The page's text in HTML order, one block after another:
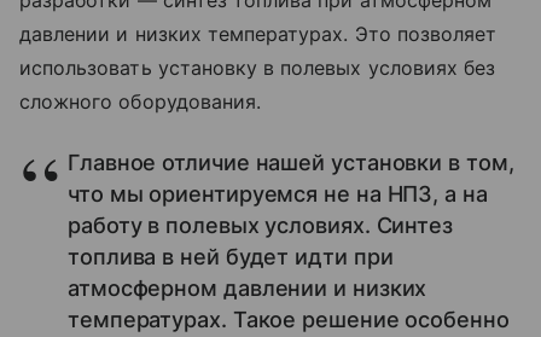
давлении и низких температурах. Это позволяет
использовать установку в полевых условиях без
сложного оборудования.
Главное отличие нашей установки в том,
что мы ориентируемся не на НПЗ, а на
работу в полевых условиях. Синтез
топлива в ней будет идти при
атмосферном давлении и низких
температурах. Такое решение особенно